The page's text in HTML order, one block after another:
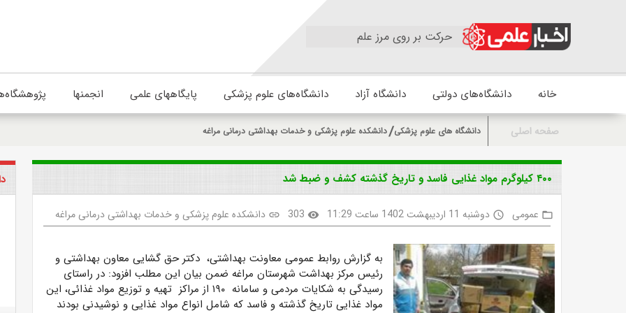
حرکت بر روی مرز علم
خانه دانشگاه‌های دولتی دانشگاه آزاد دانشگاه‌های علوم پزشکی پایگاههای علمی انجمنها
صفحه اصلی دانشگاه های علوم پزشکی دانشکده علوم پزشکی و خدمات بهداشتی درمانی مراغه
۴۰۰ کیلوگرم مواد غذایی فاسد و تاریخ گذشته کشف و ضبط شد
folder_open عمومی access_time دوشنبه 11 اردیبهشت 1402 ساعت 11:29 visibility
303
link دانشکده علوم پزشکی و خدمات بهداشتی درمانی مراغه
به گزارش روابط عمومی معاونت بهداشتی، دکتر حق گشایی معاون بهداشتی و
رئیس مرکز بهداشت شهرستان مراغه ضمن بیان این مطلب افزود: در راستای
رسیدگی به شکایات مردمی و سامانه ۱۹۰ از مراکز تهیه و توزیع مواد غذائی، این
مواد غذایی تاریخ گذشته و فاسد که شامل انواع مواد غذایی و نوشیدنی بودند